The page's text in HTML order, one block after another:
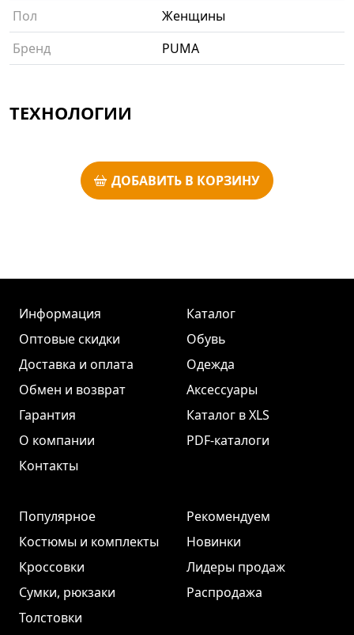
Пол
Женщины
Бренд
PUMA
ТЕХНОЛОГИИ
ДОБАВИТЬ В КОРЗИНУ
Информация
Оптовые скидки
Доставка и оплата
Обмен и возврат
Гарантия
О компании
Контакты
Каталог
Обувь
Одежда
Аксессуары
Каталог в XLS
PDF-каталоги
Популярное
Костюмы и комплекты
Кроссовки
Сумки, рюкзаки
Толстовки
Рекомендуем
Новинки
Лидеры продаж
Распродажа